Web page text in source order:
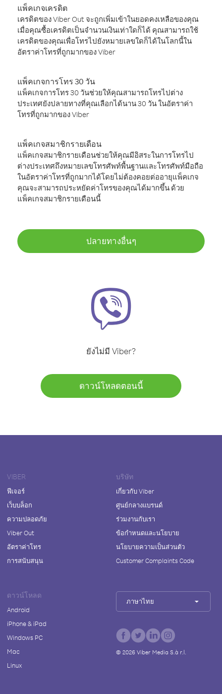
แพ็คเกจเครดิต
เครดิตของ Viber Out จะถูกเพิ่มเข้าในยอดคงเหลือของคุณ
เมื่อคุณซื้อเครดิตเป็นจำนวนเงินเท่าใดก็ได้ คุณสามารถใช้
เครดิตของคุณเพื่อโทรไปยังหมายเลขใดก็ได้ในโลกนี้ใน
อัตราค่าโทรที่ถูกมากของ Viber
แพ็คเกจการโทร 30 วัน
แพ็คเกจการโทร 30 วันช่วยให้คุณสามารถโทรไปต่าง
ประเทศยังปลายทางที่คุณเลือกได้นาน 30 วัน ในอัตราค่า
โทรที่ถูกมากของ Viber
แพ็คเกจสมาชิกรายเดือน
แพ็คเกจสมาชิกรายเดือนช่วยให้คุณมีอิสระในการโทรไป
ต่างประเทศถึงหมายเลขโทรศัพท์พื้นฐานและโทรศัพท์มือถือ
ในอัตราค่าโทรที่ถูกมากได้โดยไม่ต้องคอยต่ออายุแพ็คเกจ
คุณจะสามารถประหยัดค่าโทรของคุณได้มากขึ้น ด้วย
แพ็คเกจสมาชิกรายเดือนนี้
ปลายทางอื่นๆ
ยังไม่มี Viber?
ดาวน์โหลดตอนนี้
VIBER
ฟีเจอร์
เว็บบล็อก
ความปลอดภัย
Viber Out
อัตราค่าโทร
การสนับสนุน
บริษัท
เกี่ยวกับ Viber
ศูนย์กลางแบรนด์
ร่วมงานกับเรา
ข้อกำหนดและนโยบาย
นโยบายความเป็นส่วนตัว
Customer Complaints Code
ดาวน์โหลด
Android
iPhone & iPad
Windows PC
Mac
Linux
ภาษาไทย
© 2026Viber Media S.à r.l.